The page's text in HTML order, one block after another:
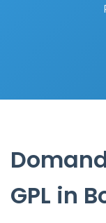
GPL in